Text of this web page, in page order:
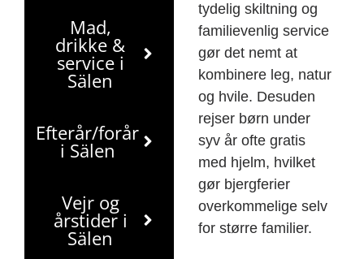
Mad,
drikke &
service i
Sälen
Efterår/forår
i Sälen
Vejr og
årstider i
Sälen
tydelig skiltning og
familievenlig service
gør det nemt at
kombinere leg, natur
og hvile. Desuden
rejser børn under
syv år ofte gratis
med hjelm, hvilket
gør bjergferier
overkommelige selv
for større familier.